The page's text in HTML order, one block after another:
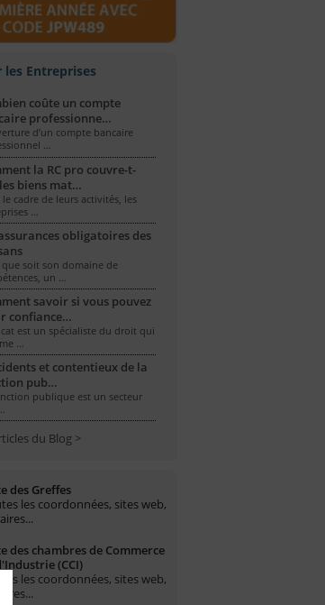
les Entreprises
coûte un compte
professionne…
d’un compte bancaire
…
la RC pro couvre-t-
biens mat…
le cadre de leurs activités, les
…
obligatoires des
que soit son domaine de
un …
savoir si vous pouvez
confiance…
est un spécialiste du droit qui
…
et contentieux de la
pub…
publique est un secteur
du Blog >
des Greffes
les coordonnées, sites web,
des chambres de Commerce
(CCI)
les coordonnées, sites web,